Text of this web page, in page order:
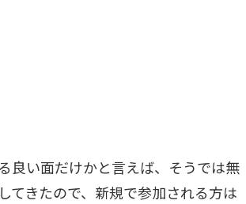
良い面だけかと言えば、そうでは無
きたので、新規で参加される方は